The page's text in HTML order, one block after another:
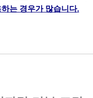
는 경우가 많습니다.